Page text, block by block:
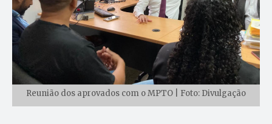
Reunião dos aprovados com o MPTO | Foto: Divulgação